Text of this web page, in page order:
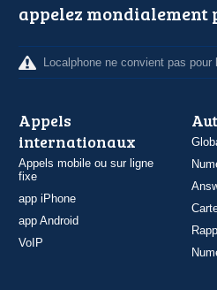
appelez mondialement
Localphone ne convient pas
Appels
internationaux
Appels mobile ou sur ligne
fixe
app iPhone
app Android
VoIP